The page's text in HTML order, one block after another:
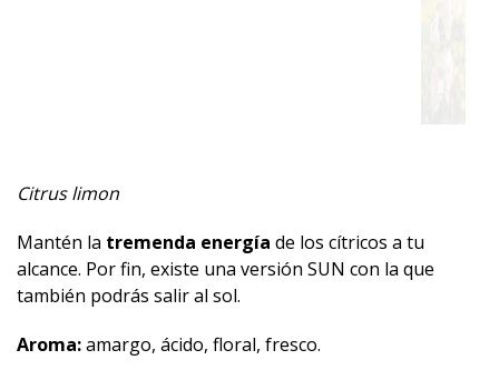
Amaderado
Dulce
Almizclado
Terrosa
Citrus limon
Mantén la tremenda energía de los cítricos a tu
alcance. Por fin, existe una versión SUN con la que
también podrás salir al sol.
Aroma:amargo, ácido, floral, fresco.